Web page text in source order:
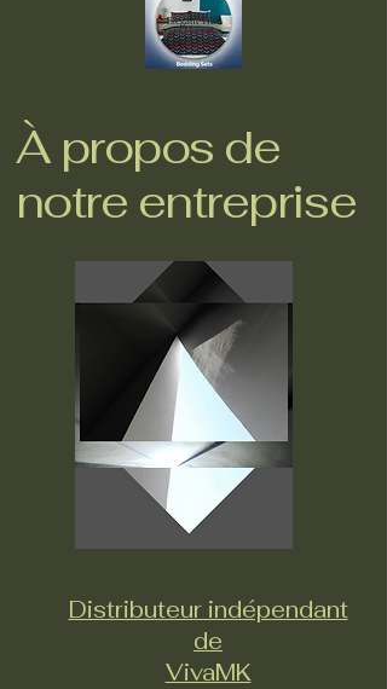
À propos de
notre entreprise
Distributeur indépendant
de
VivaMK